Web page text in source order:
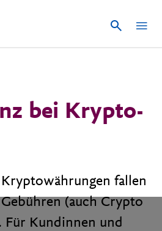
Suche
bei Krypto­
fallen
(auch Crypto
Für Kundinnen und